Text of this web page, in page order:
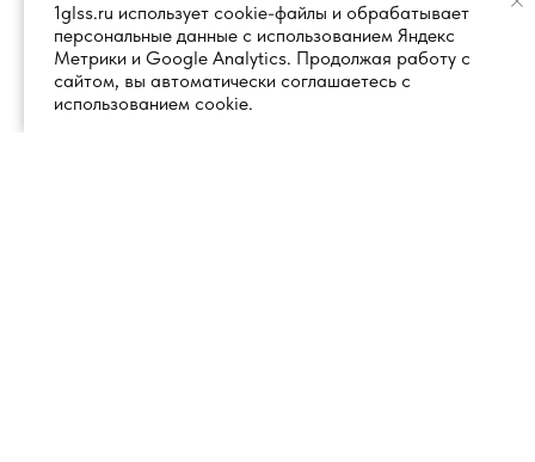
1glss.ru использует cookie-файлы и обрабатывает
персональные данные с использованием Яндекс
Метрики и Google Analytics. Продолжая работу с
сайтом, вы автоматически соглашаетесь с
использованием cookie.